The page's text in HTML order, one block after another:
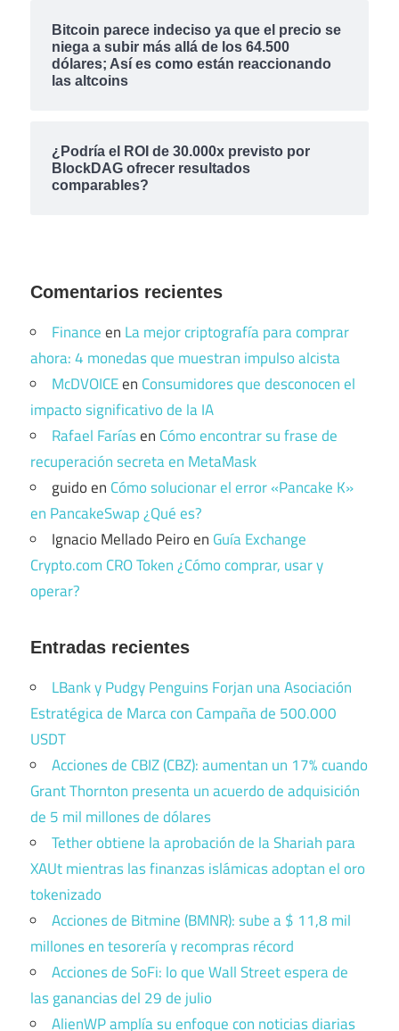
Bitcoin parece indeciso ya que el precio se
niega a subir más allá de los 64.500
dólares; Así es como están reaccionando
las altcoins
¿Podría el ROI de 30.000x previsto por
BlockDAG ofrecer resultados
comparables?
Comentarios recientes
Financeen La mejor criptografía para comprar
ahora: 4 monedas que muestran impulso alcista
McDVOICEen Consumidores que desconocen el
impacto significativo de la IA
Rafael Faríasen Cómo encontrar su frase de
recuperación secreta en MetaMask
guidoen Cómo solucionar el error «Pancake K»
en PancakeSwap ¿Qué es?
Ignacio Mellado Peiroen Guía Exchange
Crypto.com CRO Token ¿Cómo comprar, usar y
operar?
Entradas recientes
LBank y Pudgy Penguins Forjan una Asociación
Estratégica de Marca con Campaña de 500.000
USDT
Acciones de CBIZ (CBZ): aumentan un 17% cuando
Grant Thornton presenta un acuerdo de adquisición
de 5 mil millones de dólares
Tether obtiene la aprobación de la Shariah para
XAUt mientras las finanzas islámicas adoptan el oro
tokenizado
Acciones de Bitmine (BMNR): sube a $ 11,8 mil
millones en tesorería y recompras récord
Acciones de SoFi: lo que Wall Street espera de
las ganancias del 29 de julio
AlienWP amplía su enfoque con noticias diarias